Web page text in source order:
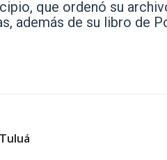
que ordenó su
además de su libro de